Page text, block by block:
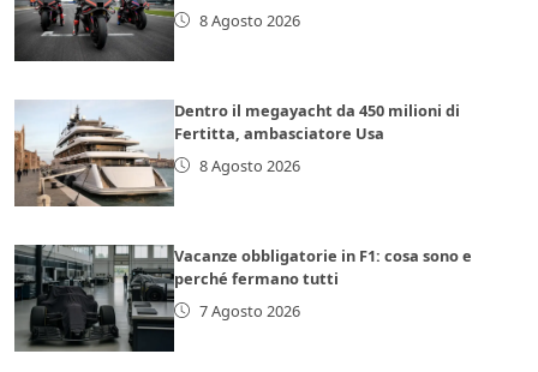
8 Agosto 2026
Dentro il megayacht da 450 milioni di
Fertitta, ambasciatore Usa
8 Agosto 2026
Vacanze obbligatorie in F1: cosa sono e
perché fermano tutti
7 Agosto 2026